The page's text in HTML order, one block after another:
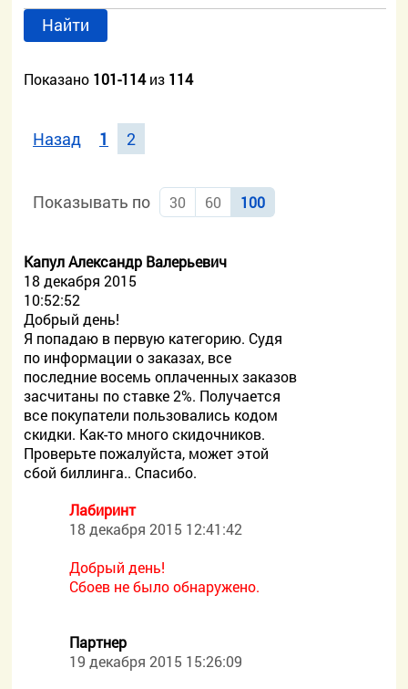
Найти
Показано 101-114из 114
Назад 1 2
Показывать по 30 60 100
Капул Александр Валерьевич
18 декабря 2015
10:52:52
Добрый день!
Я попадаю в первую категорию. Судя
по информации о заказах, все
последние восемь оплаченных заказов
засчитаны по ставке 2%. Получается
все покупатели пользовались кодом
скидки. Как-то много скидочников.
Проверьте пожалуйста, может этой
сбой биллинга.. Спасибо.
Лабиринт
18 декабря 2015 12:41:42
Добрый день!
Сбоев не было обнаружено.
Партнер
19 декабря 2015 15:26:09